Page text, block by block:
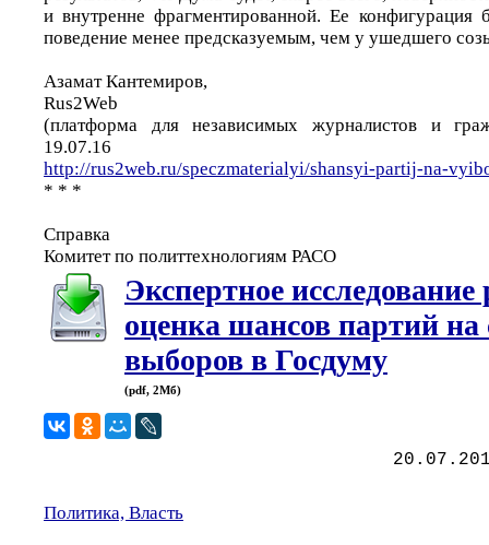
и внутренне фрагментированной. Ее конфигурация
поведение менее предсказуемым, чем у ушедшего
Азамат Кантемиров,
Rus2Web
(платформа для независимых журналистов и
19.07.16
http://rus2web.ru/speczmaterialyi/shansyi-partij-na-
* * *
Справка
Комитет по политтехнологиям РАСО
Экспертное исследование
оценка шансов партий на
выборов в Госдуму
(pdf, 2Мб)
Политика, Власть